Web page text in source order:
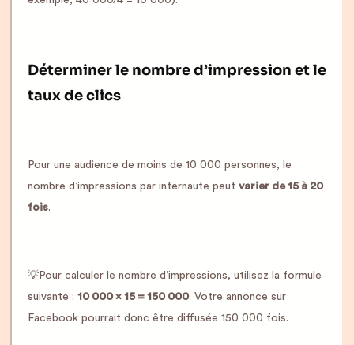
Déterminer le nombre d’impression et le
taux de clics
Pour une audience de moins de 10 000 personnes, le
nombre d’impressions par internaute peut varier de 15 à 20
fois.
💡Pour calculer le nombre d’impressions, utilisez la formule
suivante : 10 000 x 15 = 150 000. Votre annonce sur
Facebook pourrait donc être diffusée 150 000 fois.